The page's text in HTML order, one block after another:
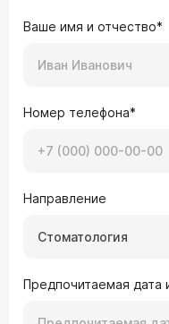
Ваше имя и отчество*
Номер телефона*
Направление
Стоматология
Предпочитаемая дата